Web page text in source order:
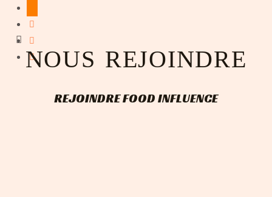
NOUS REJOINDRE
REJOINDRE FOOD INFLUENCE